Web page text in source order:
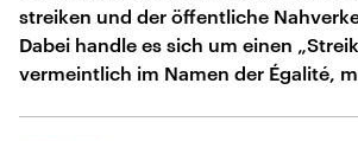
streiken und der öffentliche
Dabei handle es sich um einen
vermeintlich im Namen der Égalité,